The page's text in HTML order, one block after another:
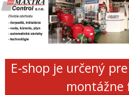
E-shop je určený
montážne